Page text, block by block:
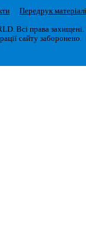
Передрук
Всі права захищені.
сайту заборонено.